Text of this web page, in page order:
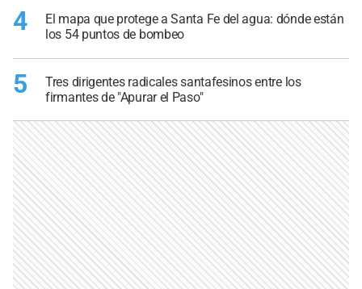
4
El mapa que protege a Santa Fe del agua: dónde están
los 54 puntos de bombeo
5
Tres dirigentes radicales santafesinos entre los
firmantes de "Apurar el Paso"